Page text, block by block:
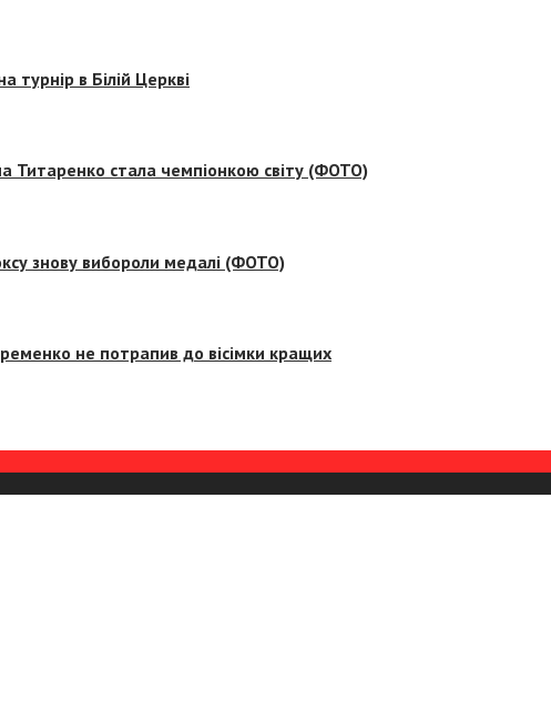
турнір в Білій Церкві
Титаренко стала чемпіонкою світу (ФОТО)
знову вибороли медалі (ФОТО)
не потрапив до вісімки кращих